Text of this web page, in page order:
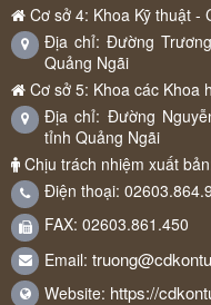
Cơ sở 4: Khoa Kỹ thuật -
Địa chỉ: Đường
Quảng Ngãi
Cơ sở 5: Khoa các Khoa
Địa chỉ: Đường
tỉnh Quảng Ngãi
Chịu trách nhiệm xuất
Điện thoại:
FAX: 02603.861.450
Email:
Website: https://